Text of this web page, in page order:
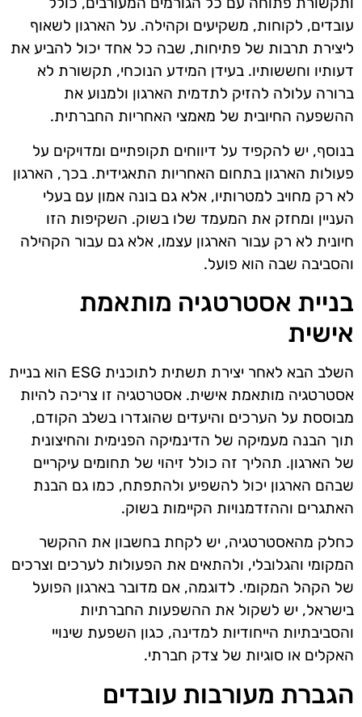
עובדים, לקוחות, משקיעים וקהילה. על הארגון לשאוף
ליצירת תרבות של פתיחות, שבה כל אחד יכול להביע את
דעותיו וחששותיו. בעידן המידע הנוכחי, תקשורת לא
ברורה עלולה להזיק לתדמית הארגון ולמנוע את
ההשפעה החיובית של מאמצי האחריות החברתית.
בנוסף, יש להקפיד על דיווחים תקופתיים ומדויקים על
פעולות הארגון בתחום האחריות התאגידית. בכך, הארגון
לא רק מחויב למטרותיו, אלא גם בונה אמון עם בעלי
העניין ומחזק את המעמד שלו בשוק. השקיפות הזו
חיונית לא רק עבור הארגון עצמו, אלא גם עבור הקהילה
והסביבה שבה הוא פועל.
בניית אסטרטגיה מותאמת
אישית
השלב הבא לאחר יצירת תשתית לתוכנית ESG הוא בניית
אסטרטגיה מותאמת אישית. אסטרטגיה זו צריכה להיות
מבוססת על הערכים והיעדים שהוגדרו בשלב הקודם,
תוך הבנה מעמיקה של הדינמיקה הפנימית והחיצונית
של הארגון. תהליך זה כולל זיהוי של תחומים עיקריים
שבהם הארגון יכול להשפיע ולהתפתח, כמו גם הבנת
האתגרים וההזדמנויות הקיימות בשוק.
כחלק מהאסטרטגיה, יש לקחת בחשבון את ההקשר
המקומי והגלובלי, ולהתאים את הפעולות לערכים וצרכים
של הקהל המקומי. לדוגמה, אם מדובר בארגון הפועל
בישראל, יש לשקול את ההשפעות החברתיות
והסביבתיות הייחודיות למדינה, כגון השפעת שינויי
האקלים או סוגיות של צדק חברתי.
הגברת מעורבות עובדים